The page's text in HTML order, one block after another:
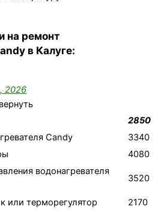
на ремонт
в Калуге:
2026
2850
Candy
3340
4080
водонагревателя
3520
или терморегулятор
2170